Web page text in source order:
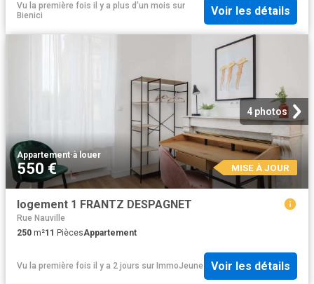
Vu la première fois il y a plus d'un mois sur
Bienici
Voir les détails
4 photos
Appartement·à louer
550 € MISE À JOUR
logement 1 FRANTZ DESPAGNET
Rue Nauville
250 m²11 PiècesAppartement
Vu la première fois il y a 2 jours sur ImmoJeune Voir les détails